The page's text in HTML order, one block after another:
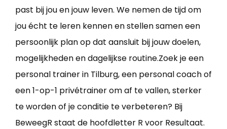
past bij jou en jouw leven. We nemen de tijd om
jou écht te leren kennen en stellen samen een
persoonlijk plan op dat aansluit bij jouw doelen,
mogelijkheden en dagelijkse routine.Zoek je een
personal trainer in Tilburg, een personal coach of
een 1-op-1 privétrainer om af te vallen, sterker
te worden of je conditie te verbeteren? Bij
BeweegR staat de hoofdletter R voor Resultaat.